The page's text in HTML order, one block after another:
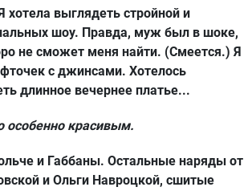
хотела выглядеть стройной и
шоу. Правда, муж был в шоке,
не сможет меня найти. (Смеется.) Я
с джинсами. Хотелось
длинное вечернее платье...
особенно красивым.
и Габбаны. Остальные наряды от
и Ольги Навроцкой, сшитые